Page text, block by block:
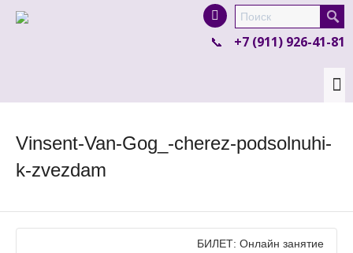
product in a size size .
colour items.
+7 (911) 926-41-81
Vinsent-Van-Gog_-cherez-podsolnuhi-
k-zvezdam
БИЛЕТ: Онлайн занятие